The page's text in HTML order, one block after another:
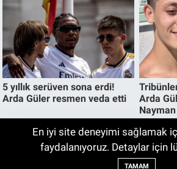
En iyi site deneyimi sağlamak
faydalanıyoruz. Detaylar için
TAMAM
Galatasaray-Villarreal Maçı
Saat Kaçta ve Hangi Kanalda?